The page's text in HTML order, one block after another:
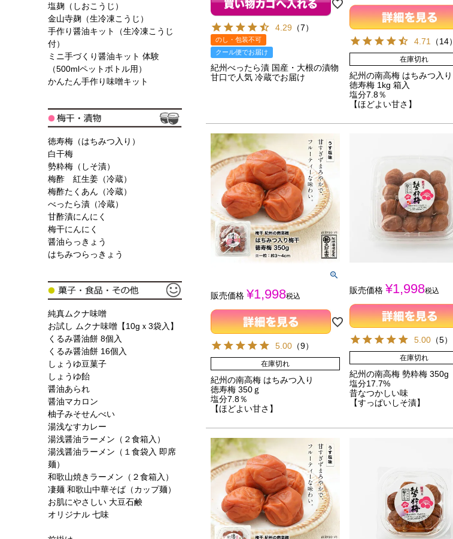
塩麹（しおこうじ）
金山寺麹（生冷凍こうじ）
手作り醤油キット（生冷凍こうじ
付）
ミニ手づくり醤油キット 体験
（500mlペットボトル用）
かんたん手作り味噌キット
徳寿梅（はちみつ入り）
白干梅
勢粋梅（しそ漬）
梅酢 紅生姜（冷蔵）
梅酢たくあん（冷蔵）
べったら漬（冷蔵）
甘酢漬にんにく
梅干にんにく
醤油らっきょう
はちみつらっきょう
純真ムクナ味噌
お試し ムクナ味噌【10gｘ3袋入】
くるみ醤油餅 8個入
くるみ醤油餅 16個入
しょうゆ豆菓子
しょうゆ飴
醤油あられ
醤油マカロン
柚子みそせんべい
湯浅なすカレー
湯浅醤油ラーメン（２食箱入）
湯浅醤油ラーメン（１食袋入 即席
麺）
和歌山焼きラーメン（２食箱入）
凄麺 和歌山中華そば（カップ麺）
お肌にやさしい 大豆石鹸
オリジナル 七味
4.29 （7）
のし・包装不可
クール便でお届け
紀州べったら漬 国産・大根の漬物
甘口で人気 冷蔵でお届け
4.71 （14）
在庫切れ
紀州の南高梅 はちみつ入り
徳寿梅 1kg 箱入
塩分7.8％
【ほどよい甘さ】
販売価格 ¥1,998税込
5.00 （9）
在庫切れ
紀州の南高梅 はちみつ入り
徳寿梅 350ｇ
塩分7.8％
【ほどよい甘さ】
販売価格 ¥1,998税込
5.00 （5）
在庫切れ
紀州の南高梅 勢粋梅 350g
塩分17.7%
昔なつかしい味
【すっぱいしそ漬】